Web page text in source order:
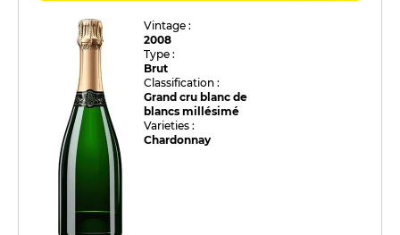
Vintage :
2008
Type :
Brut
Classification :
Grand cru blanc de
blancs millésimé
Varieties :
Chardonnay